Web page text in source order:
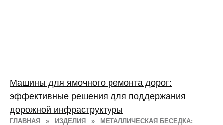
ГЛАВНАЯ » ИЗДЕЛИЯ »
МЕТАЛЛИЧЕСКАЯ БЕСЕДКА:
Машины для ямочного ремонта дорог:
эффективные решения для поддержания
дорожной инфраструктуры